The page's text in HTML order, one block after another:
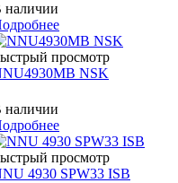
наличии
просмотр
NSK
наличии
просмотр
4930 SPW33 ISB